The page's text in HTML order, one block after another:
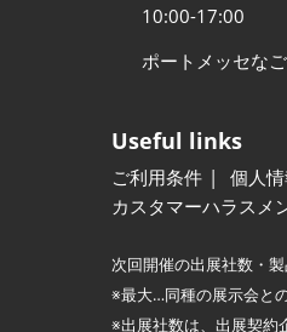
10:00-17:00
ポートメッセな
Useful links
ご利用条件 個人
カスタマーハラスメ
次回開催の出展社数・
※最大…同種の展示会と
※出展社数は、出展契約